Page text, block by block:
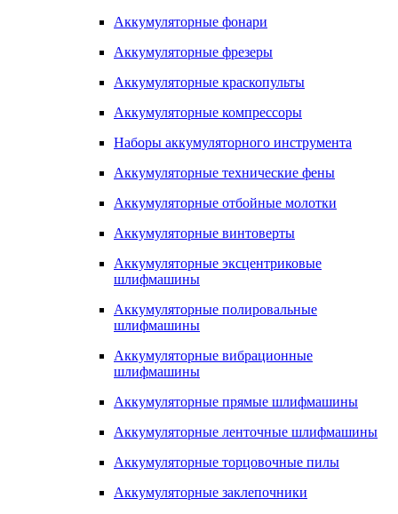
Аккумуляторные фонари
Аккумуляторные фрезеры
Аккумуляторные краскопульты
Аккумуляторные компрессоры
Наборы аккумуляторного инструмента
Аккумуляторные технические фены
Аккумуляторные отбойные молотки
Аккумуляторные винтоверты
Аккумуляторные эксцентриковые
шлифмашины
Аккумуляторные полировальные
шлифмашины
Аккумуляторные вибрационные
шлифмашины
Аккумуляторные прямые шлифмашины
Аккумуляторные ленточные шлифмашины
Аккумуляторные торцовочные пилы
Аккумуляторные заклепочники